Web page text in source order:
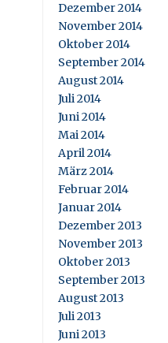
Dezember 2014
November 2014
Oktober 2014
September 2014
August 2014
Juli 2014
Juni 2014
Mai 2014
April 2014
März 2014
Februar 2014
Januar 2014
Dezember 2013
November 2013
Oktober 2013
September 2013
August 2013
Juli 2013
Juni 2013